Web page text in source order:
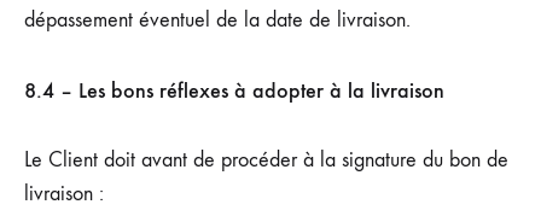
dépassement éventuel de la date de livraison.
8.4 – Les bons réflexes à adopter à la livraison
Le Client doit avant de procéder à la signature du bon de
livraison :